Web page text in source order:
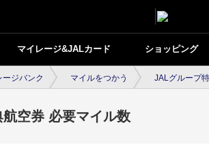
マイレージ&JALカード ショッピング
ジバンク マイルをつかう JALグループ
空券 必要マイル数